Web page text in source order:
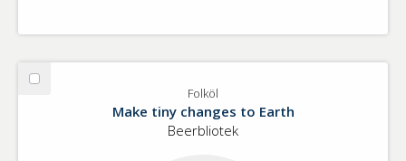
Välj
Folköl
Make tiny changes to Earth
Beerbliotek